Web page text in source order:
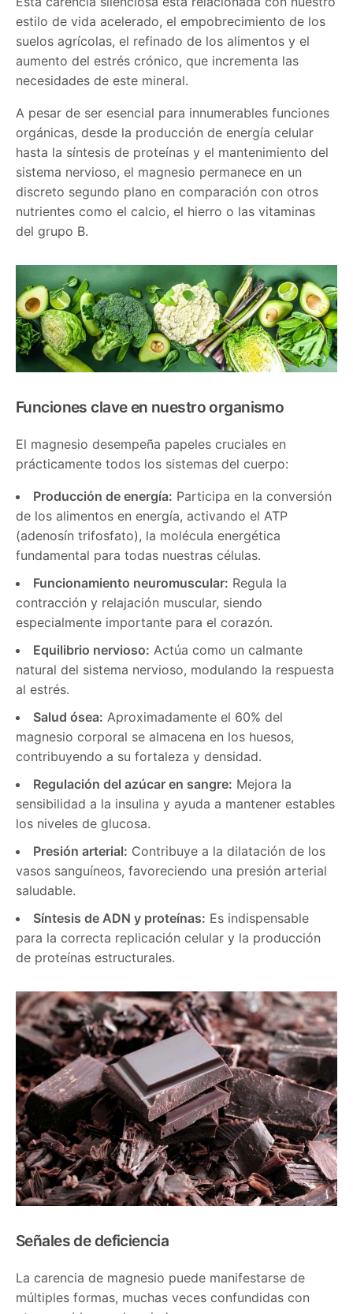
estilo de vida acelerado, el empobrecimiento de los
suelos agrícolas, el refinado de los alimentos y el
aumento del estrés crónico, que incrementa las
necesidades de este mineral.
A pesar de ser esencial para innumerables funciones
orgánicas, desde la producción de energía celular
hasta la síntesis de proteínas y el mantenimiento del
sistema nervioso, el magnesio permanece en un
discreto segundo plano en comparación con otros
nutrientes como el calcio, el hierro o las vitaminas
del grupo B.
Funciones clave en nuestro organismo
El magnesio desempeña papeles cruciales en
prácticamente todos los sistemas del cuerpo:
Producción de energía: Participa en la conversión
de los alimentos en energía, activando el ATP
(adenosín trifosfato), la molécula energética
fundamental para todas nuestras células.
Funcionamiento neuromuscular: Regula la
contracción y relajación muscular, siendo
especialmente importante para el corazón.
Equilibrio nervioso: Actúa como un calmante
natural del sistema nervioso, modulando la respuesta
al estrés.
Salud ósea: Aproximadamente el 60% del
magnesio corporal se almacena en los huesos,
contribuyendo a su fortaleza y densidad.
Regulación del azúcar en sangre: Mejora la
sensibilidad a la insulina y ayuda a mantener estables
los niveles de glucosa.
Presión arterial: Contribuye a la dilatación de los
vasos sanguíneos, favoreciendo una presión arterial
saludable.
Síntesis de ADN y proteínas: Es indispensable
para la correcta replicación celular y la producción
de proteínas estructurales.
Señales de deficiencia
La carencia de magnesio puede manifestarse de
múltiples formas, muchas veces confundidas con